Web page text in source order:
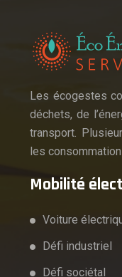
Les écogestes
déchets, de
transport.
les
Mobilité
Voiture
Défi industriel
Défi sociétal